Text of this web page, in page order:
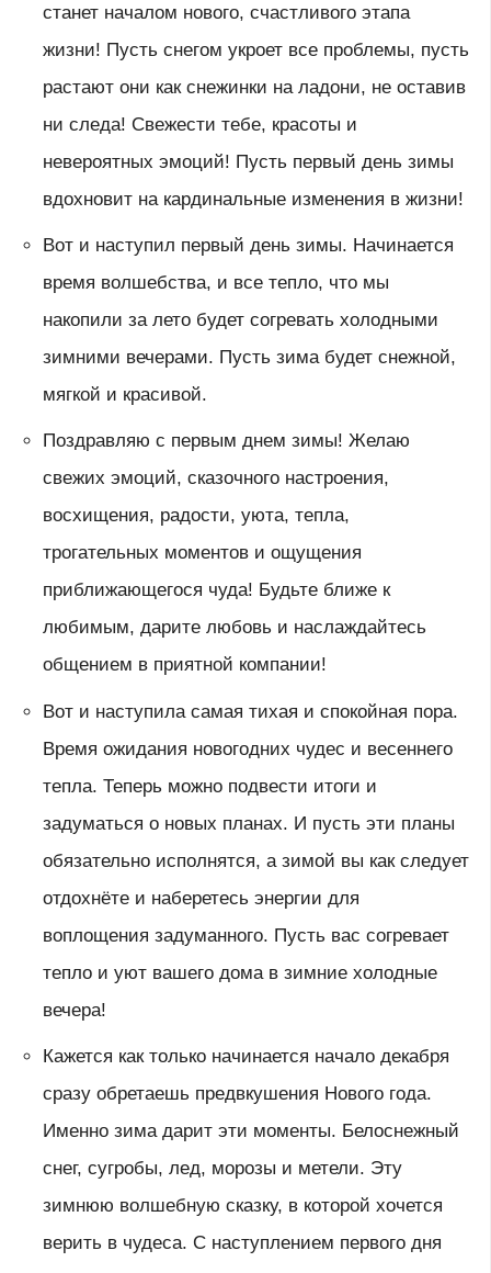
станет началом нового, счастливого этапа
жизни! Пусть снегом укроет все проблемы, пусть
растают они как снежинки на ладони, не оставив
ни следа! Свежести тебе, красоты и
невероятных эмоций! Пусть первый день зимы
вдохновит на кардинальные изменения в жизни!
Вот и наступил первый день зимы. Начинается
время волшебства, и все тепло, что мы
накопили за лето будет согревать холодными
зимними вечерами. Пусть зима будет снежной,
мягкой и красивой.
Поздравляю с первым днем зимы! Желаю
свежих эмоций, сказочного настроения,
восхищения, радости, уюта, тепла,
трогательных моментов и ощущения
приближающегося чуда! Будьте ближе к
любимым, дарите любовь и наслаждайтесь
общением в приятной компании!
Вот и наступила самая тихая и спокойная пора.
Время ожидания новогодних чудес и весеннего
тепла. Теперь можно подвести итоги и
задуматься о новых планах. И пусть эти планы
обязательно исполнятся, а зимой вы как следует
отдохнёте и наберетесь энергии для
воплощения задуманного. Пусть вас согревает
тепло и уют вашего дома в зимние холодные
вечера!
Кажется как только начинается начало декабря
сразу обретаешь предвкушения Нового года.
Именно зима дарит эти моменты. Белоснежный
снег, сугробы, лед, морозы и метели. Эту
зимнюю волшебную сказку, в которой хочется
верить в чудеса. С наступлением первого дня